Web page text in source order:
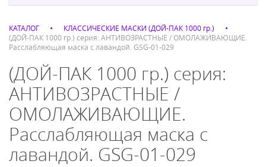
КАТАЛОГ
КЛАССИЧЕСКИЕ МАСКИ (ДОЙ-ПАК 1000 гр.)
(ДОЙ-ПАК 1000 гр.) серия: АНТИВОЗРАСТНЫЕ / ОМОЛАЖИВАЮЩИЕ.
Расслабляющая маска с лавандой. GSG-01-029
(ДОЙ-ПАК 1000 гр.) серия:
АНТИВОЗРАСТНЫЕ /
ОМОЛАЖИВАЮЩИЕ.
Расслабляющая маска с
лавандой. GSG-01-029